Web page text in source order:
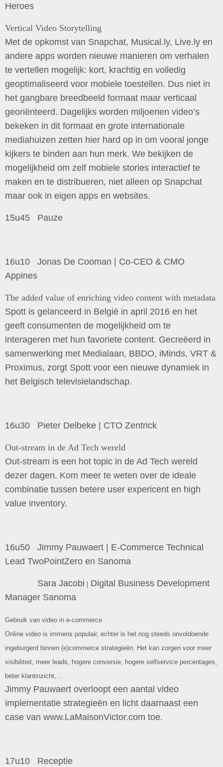
Heroes
Vertical Video Storytelling
Met de opkomst van Snapchat, Musical.ly, Live.ly en
andere apps worden nieuwe manieren om verhalen
te vertellen mogelijk: kort, krachtig en volledig
geoptimaliseerd voor mobiele toestellen. Dus niet in
het gangbare breedbeeld formaat maar verticaal
georiënteerd. Dagelijks worden miljoenen video’s
bekeken in dit formaat en grote internationale
mediahuizen zetten hier hard op in om vooral jonge
kijkers te binden aan hun merk. We bekijken de
mogelijkheid om zelf mobiele stories interactief te
maken en te distribueren, niet alleen op Snapchat
maar ook in eigen apps en websites.
15u45 Pauze
16u10 Jonas De Cooman | Co-CEO & CMO
Appines
The added value of enriching video content with metadata
Spott is gelanceerd in België in april 2016 en het
geeft consumenten de mogelijkheid om te
interageren met hun favoriete content. Gecreëerd in
samenwerking met Medialaan, BBDO, iMinds, VRT &
Proximus, zorgt Spott voor een nieuwe dynamiek in
het Belgisch televisielandschap.
16u30 Pieter Delbeke | CTO Zentrick
Out-stream in de Ad Tech wereld
Out-stream is een hot topic in de Ad Tech wereld
dezer dagen. Kom meer te weten over de ideale
combinatie tussen betere user expericent en high
value inventory.
16u50 Jimmy Pauwaert | E-Commerce Technical
Lead TwoPointZero en Sanoma
Sara Jacobi
Digital Business Development
Manager Sanoma
Gebruik van video in e-commerce
Online video is immens populair, echter is het nog steeds onvoldoende
ingeburgerd binnen (e)commerce strategieën. Het kan zorgen voor meer
visibiliteit, meer leads, hogere conversie, hogere selfservice percentages,
beter klantinzicht,…
Jimmy Pauwaert overloopt een aantal video
implementatie strategieën en licht daarnaast een
case van www.LaMaisonVictor.com toe.
17u10 Receptie